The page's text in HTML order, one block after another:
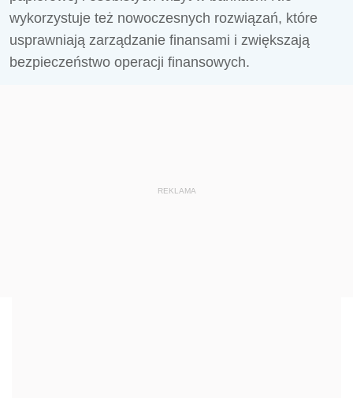
wykorzystuje też nowoczesnych rozwiązań, które
usprawniają zarządzanie finansami i zwiększają
bezpieczeństwo operacji finansowych.
REKLAMA